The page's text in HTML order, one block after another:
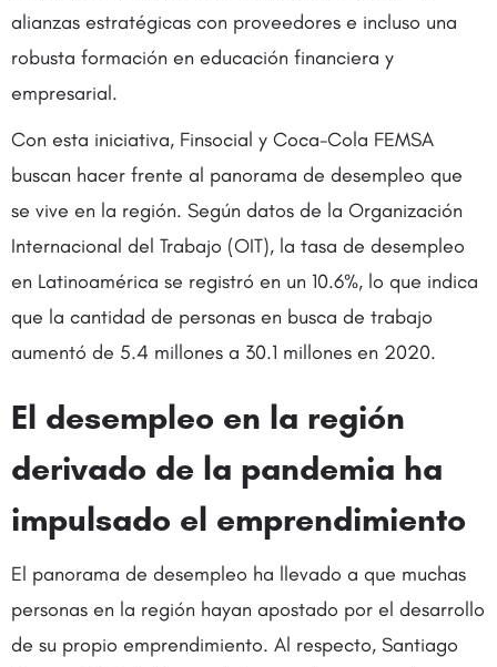
alianzas estratégicas con proveedores e incluso una
robusta formación en educación financiera y
empresarial.
Con esta iniciativa, Finsocial y Coca-Cola FEMSA
buscan hacer frente al panorama de desempleo que
se vive en la región. Según datos de la Organización
Internacional del Trabajo (OIT), la tasa de desempleo
en Latinoamérica se registró en un 10.6%, lo que indica
que la cantidad de personas en busca de trabajo
aumentó de 5.4 millones a 30.1 millones en 2020.
El desempleo en la región
derivado de la pandemia ha
impulsado el emprendimiento
El panorama de desempleo ha llevado a que muchas
personas en la región hayan apostado por el desarrollo
de su propio emprendimiento. Al respecto, Santiago